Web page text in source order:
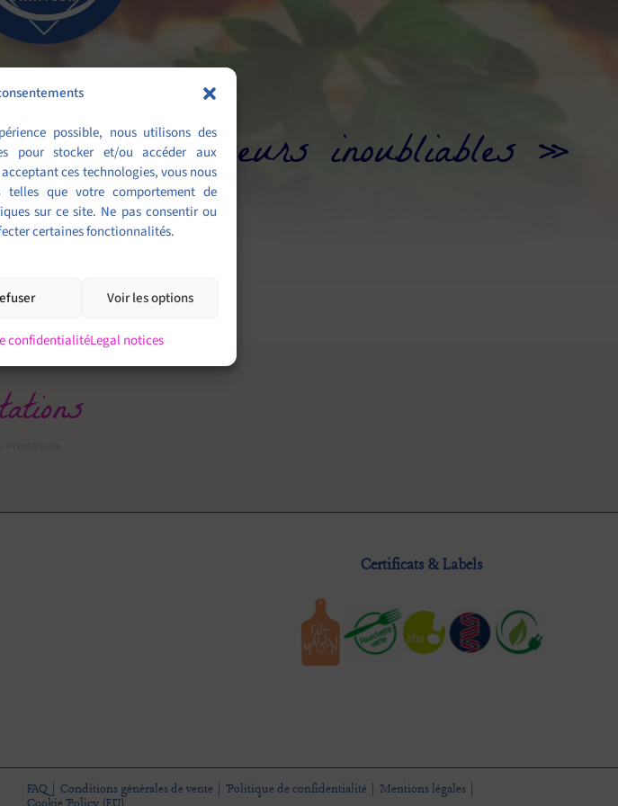
possible, nous utilisons des
pour stocker et/ou accéder aux
ces technologies, vous nous
que votre comportement de
sur ce site. Ne pas consentir ou
certaines fonctionnalités.
Voir les options
confidentialitéLegal notices
des saveurs inoubliables »
Certificats & Labels
FAQ Conditions générales de vente Politique de confidentialité
Mentions légales